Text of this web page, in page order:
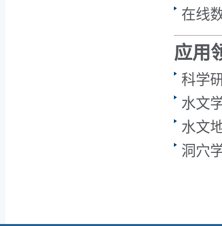
在线
应用
科学
水文
水文
洞穴